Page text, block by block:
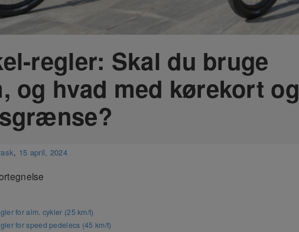
regler: Skal du bruge
og hvad med kørekort og
, 15 april, 2024
for alm. cykler (25 km/t)
for speed pedelecs (45 km/t)